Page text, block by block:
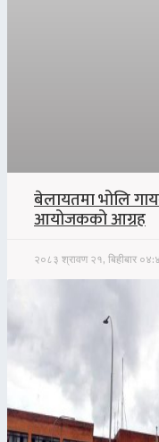
बेलायतमा भोलि
आयोजकको आग्रह
२०८३ श्रावण २१, बिहीबार